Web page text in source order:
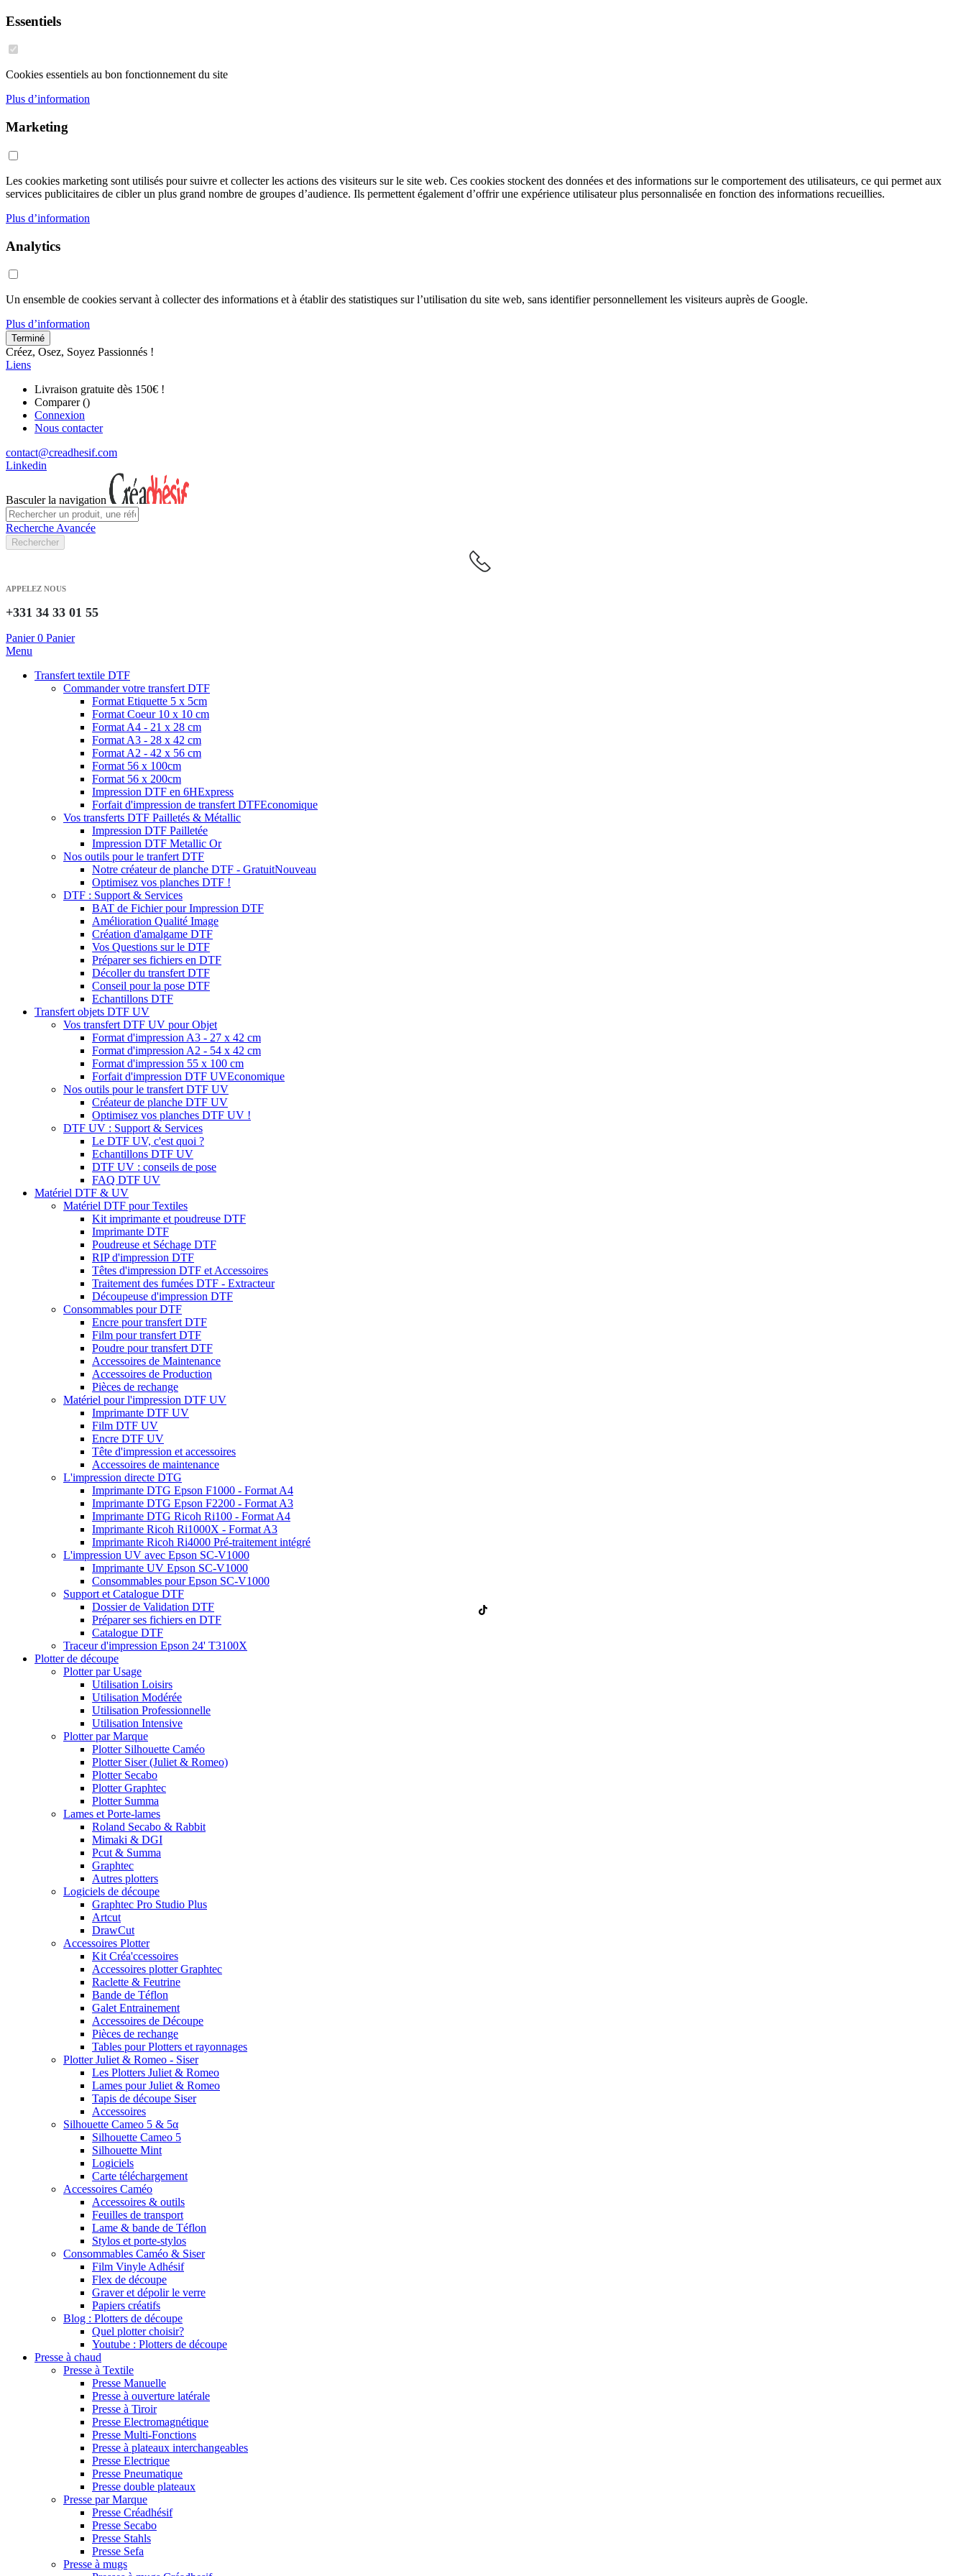
Essentiels
Cookies essentiels au bon fonctionnement du site
Plus d’information
Marketing
Les cookies marketing sont utilisés pour suivre et collecter les actions des visiteurs sur le site web. Ces cookies stockent des données et des informations sur le comportement des utilisateurs, ce qui permet aux
services publicitaires de cibler un plus grand nombre de groupes d’audience. Ils permettent également d’offrir une expérience utilisateur plus personnalisée en fonction des informations recueillies.
Plus d’information
Analytics
Un ensemble de cookies servant à collecter des informations et à établir des statistiques sur l’utilisation du site web, sans identifier personnellement les visiteurs auprès de Google.
Plus d’information
Terminé
Créez, Osez, Soyez Passionnés !
Liens
Livraison gratuite dès 150€ !
Comparer ()
Connexion
Nous contacter
contact@creadhesif.com
Linkedin
Basculer la navigation
Recherche Avancée
Rechercher
APPELEZ NOUS
+331 34 33 01 55
Panier 0 Panier
Menu
Transfert textile DTF
Commander votre transfert DTF
Format Etiquette 5 x 5cm
Format Coeur 10 x 10 cm
Format A4 - 21 x 28 cm
Format A3 - 28 x 42 cm
Format A2 - 42 x 56 cm
Format 56 x 100cm
Format 56 x 200cm
Impression DTF en 6HExpress
Forfait d'impression de transfert DTFEconomique
Vos transferts DTF Pailletés & Métallic
Impression DTF Pailletée
Impression DTF Metallic Or
Nos outils pour le tranfert DTF
Notre créateur de planche DTF - GratuitNouveau
Optimisez vos planches DTF !
DTF : Support & Services
BAT de Fichier pour Impression DTF
Amélioration Qualité Image
Création d'amalgame DTF
Vos Questions sur le DTF
Préparer ses fichiers en DTF
Décoller du transfert DTF
Conseil pour la pose DTF
Echantillons DTF
Transfert objets DTF UV
Vos transfert DTF UV pour Objet
Format d'impression A3 - 27 x 42 cm
Format d'impression A2 - 54 x 42 cm
Format d'impression 55 x 100 cm
Forfait d'impression DTF UVEconomique
Nos outils pour le transfert DTF UV
Créateur de planche DTF UV
Optimisez vos planches DTF UV !
DTF UV : Support & Services
Le DTF UV, c'est quoi ?
Echantillons DTF UV
DTF UV : conseils de pose
FAQ DTF UV
Matériel DTF & UV
Matériel DTF pour Textiles
Kit imprimante et poudreuse DTF
Imprimante DTF
Poudreuse et Séchage DTF
RIP d'impression DTF
Têtes d'impression DTF et Accessoires
Traitement des fumées DTF - Extracteur
Découpeuse d'impression DTF
Consommables pour DTF
Encre pour transfert DTF
Film pour transfert DTF
Poudre pour transfert DTF
Accessoires de Maintenance
Accessoires de Production
Pièces de rechange
Matériel pour l'impression DTF UV
Imprimante DTF UV
Film DTF UV
Encre DTF UV
Tête d'impression et accessoires
Accessoires de maintenance
L'impression directe DTG
Imprimante DTG Epson F1000 - Format A4
Imprimante DTG Epson F2200 - Format A3
Imprimante DTG Ricoh Ri100 - Format A4
Imprimante Ricoh Ri1000X - Format A3
Imprimante Ricoh Ri4000 Pré-traitement intégré
L'impression UV avec Epson SC-V1000
Imprimante UV Epson SC-V1000
Consommables pour Epson SC-V1000
Support et Catalogue DTF
Dossier de Validation DTF
Préparer ses fichiers en DTF
Catalogue DTF
Traceur d'impression Epson 24' T3100X
Plotter de découpe
Plotter par Usage
Utilisation Loisirs
Utilisation Modérée
Utilisation Professionnelle
Utilisation Intensive
Plotter par Marque
Plotter Silhouette Caméo
Plotter Siser (Juliet & Romeo)
Plotter Secabo
Plotter Graphtec
Plotter Summa
Lames et Porte-lames
Roland Secabo & Rabbit
Mimaki & DGI
Pcut & Summa
Graphtec
Autres plotters
Logiciels de découpe
Graphtec Pro Studio Plus
Artcut
DrawCut
Accessoires Plotter
Kit Créa'ccessoires
Accessoires plotter Graphtec
Raclette & Feutrine
Bande de Téflon
Galet Entrainement
Accessoires de Découpe
Pièces de rechange
Tables pour Plotters et rayonnages
Plotter Juliet & Romeo - Siser
Les Plotters Juliet & Romeo
Lames pour Juliet & Romeo
Tapis de découpe Siser
Accessoires
Silhouette Cameo 5 & 5α
Silhouette Cameo 5
Silhouette Mint
Logiciels
Carte téléchargement
Accessoires Caméo
Accessoires & outils
Feuilles de transport
Lame & bande de Téflon
Stylos et porte-stylos
Consommables Caméo & Siser
Film Vinyle Adhésif
Flex de découpe
Graver et dépolir le verre
Papiers créatifs
Blog : Plotters de découpe
Quel plotter choisir?
Youtube : Plotters de découpe
Presse à chaud
Presse à Textile
Presse Manuelle
Presse à ouverture latérale
Presse à Tiroir
Presse Electromagnétique
Presse Multi-Fonctions
Presse à plateaux interchangeables
Presse Electrique
Presse Pneumatique
Presse double plateaux
Presse par Marque
Presse Créadhésif
Presse Secabo
Presse Stahls
Presse Sefa
Presse à mugs